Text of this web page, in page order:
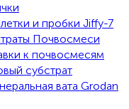
и пробки Jiffy-7
Почвосмеси
к почвосмесям
субстрат
вата Grodan